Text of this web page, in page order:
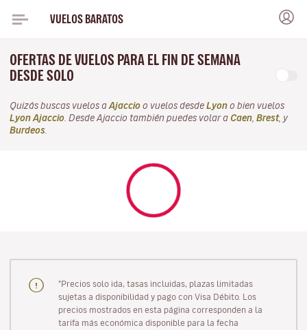
VUELOS BARATOS
OFERTAS DE VUELOS PARA EL FIN DE SEMANA
DESDE SOLO
Quizás buscas vuelos a Ajaccio o vuelos desde Lyon o bien vuelos
Lyon Ajaccio . Desde Ajaccio también puedes volar a Caen Brest, y
Burdeos
"Precios solo ida, tasas incluidas, plazas limitadas
sujetas a disponibilidad y pago con Visa Débito. Los
precios mostrados en esta página corresponden a la
tarifa más económica disponible para la fecha